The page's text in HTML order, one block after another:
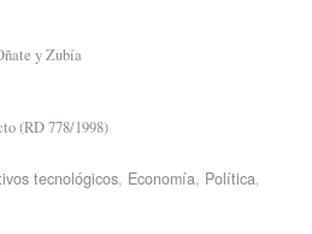
y Zubía
(RD 778/1998)
tecnológicos, Economía, Política,